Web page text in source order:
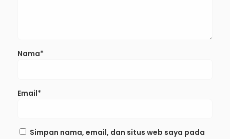
Nama*
Email*
Simpan nama, email, dan situs web saya pada